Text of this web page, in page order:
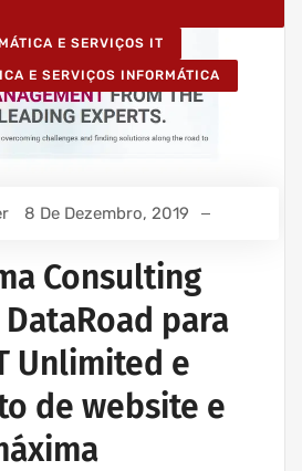
E SERVIÇOS IT
E SERVIÇOS INFORMÁTICA
8 De Dezembro, 2019
Consulting
para
Unlimited e
de website e